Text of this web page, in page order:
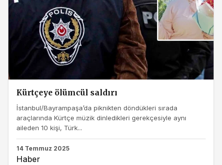
Kürtçeye ölümcül saldırı
İstanbul/Bayrampaşa’da piknikten döndükleri sırada
araçlarında Kürtçe müzik dinledikleri gerekçesiyle aynı
aileden 10 kişi, Türk...
14 Temmuz 2025
Haber